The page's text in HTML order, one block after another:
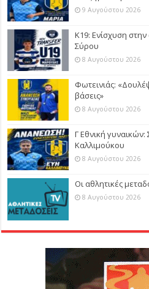
9 Αυγούστου 2026
Κ19: Ενίσχυση
Σύρου
8 Αυγούστου 2026
Φωτεινιάς:
βάσεις»
8 Αυγούστου 2026
Γ Εθνική γυναικών:
Καλλιμούκου
8 Αυγούστου 2026
Οι αθλητικές
8 Αυγούστου 2026